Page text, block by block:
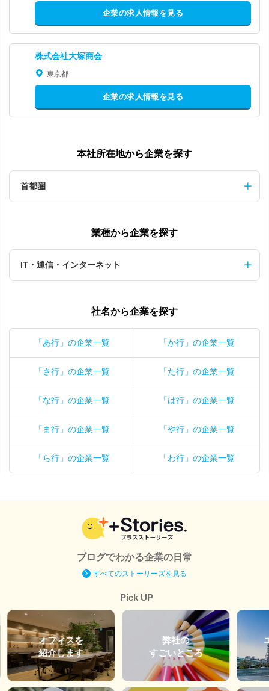
企業の求人情報を見る
株式会社大塚商会
東京都
企業の求人情報を見る
本社所在地から企業を探す
首都圏
業種から企業を探す
IT・通信・インターネット
社名から企業を探す
「あ行」の企業一覧 「か行」の企業一覧
「さ行」の企業一覧 「た行」の企業一覧
「な行」の企業一覧 「は行」の企業一覧
「ま行」の企業一覧 「や行」の企業一覧
「ら行」の企業一覧 「わ行」の企業一覧
ブログでわかる企業の日常
すべてのストーリーズを見る
Pick UP
オフィスを
紹介します
弊社の
すごいところ